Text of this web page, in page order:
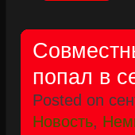
попал в
Posted on
Новость,